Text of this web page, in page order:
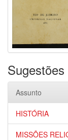
Assunto
HISTÓRIA
MISSÕES